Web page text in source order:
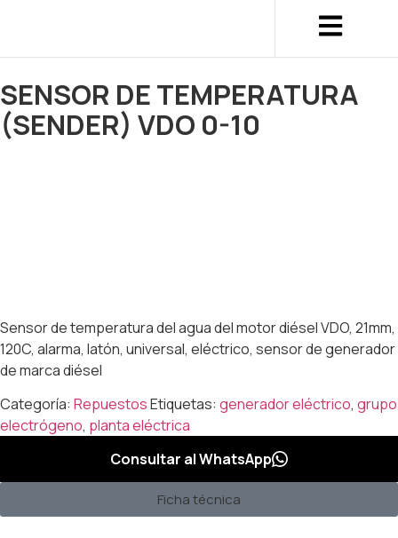
SENSOR DE TEMPERATURA
(SENDER) VDO 0-10
Sensor de temperatura del agua del motor diésel VDO, 21mm,
120C, alarma, latón, universal, eléctrico, sensor de generador
de marca diésel
Categoría: RepuestosEtiquetas: generador eléctrico, grupo
electrógeno, planta eléctrica
Consultar al WhatsApp
Ficha técnica